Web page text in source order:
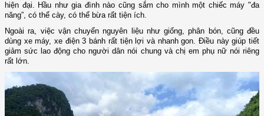
hiện đại. Hầu như gia đình nào cũng sắm cho mình một chiếc máy "đa
năng”, có thể cày, có thể bừa rất tiện ích.
Ngoài ra, việc vận chuyển nguyên liệu như giống, phân bón, cũng đều
dùng xe máy, xe điện 3 bánh rất tiện lợi và nhanh gon. Điều này giúp tiết
giảm sức lao động cho người dân nói chung và chị em phụ nữ nói riêng
rất lớn.